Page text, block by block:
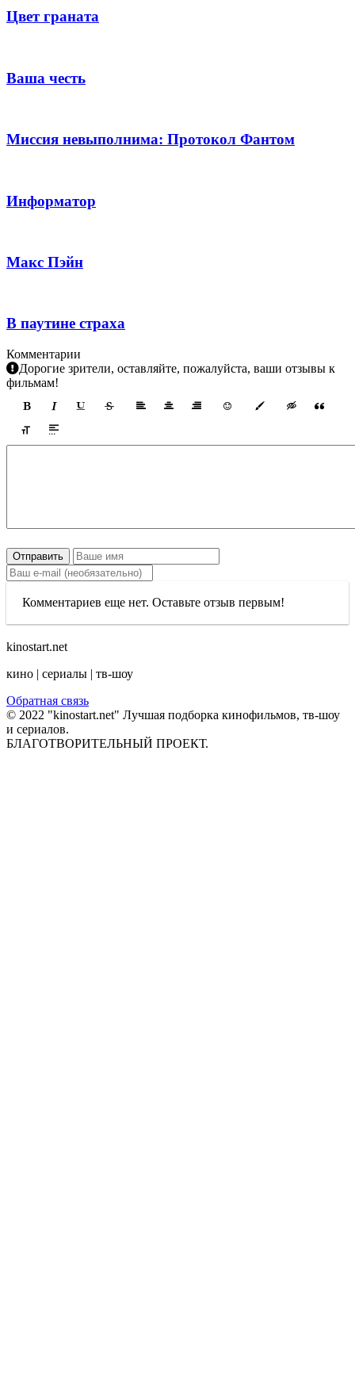
Цвет граната
Ваша честь
Миссия невыполнима: Протокол Фантом
Информатор
Макс Пэйн
В паутине страха
Комментарии
Дорогие зрители, оставляйте, пожалуйста, ваши отзывы к
фильмам!
Отправить
Комментариев еще нет. Оставьте отзыв первым!
kinostart.net
кино | сериалы | тв-шоу
Обратная связь
© 2022 "kinostart.net" Лучшая подборка кинофильмов, тв-шоу
и сериалов.
БЛАГОТВОРИТЕЛЬНЫЙ ПРОЕКТ.